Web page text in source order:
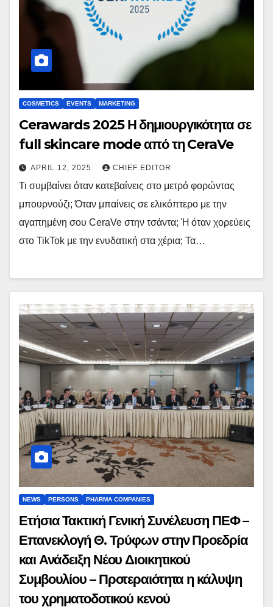
COSMETICS EVENTS MARKETING
Cerawards 2025 Η δημιουργικότητα σε
full skincare mode από τη CeraVe
APRIL 12, 2025 CHIEF EDITOR
Τι συμβαίνει όταν κατεβαίνεις στο μετρό φορώντας
μπουρνούζι; Όταν μπαίνεις σε ελικόπτερο με την
αγαπημένη σου CeraVe στην τσάντα; Ή όταν χορεύεις
στο TikTok με την ενυδατική στα χέρια; Τα…
NEWS PERSONS PHARMA COMPANIES
Ετήσια Τακτική Γενική Συνέλευση ΠΕΦ –
Επανεκλογή Θ. Τρύφων στην Προεδρία
και Ανάδειξη Νέου Διοικητικού
Συμβουλίου – Προτεραιότητα η κάλυψη
του χρηματοδοτικού κενού